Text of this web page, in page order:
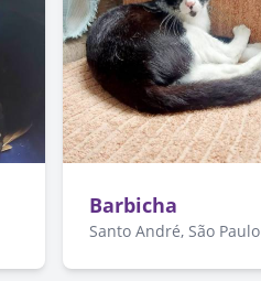
Barbicha
Santo André, São Paulo